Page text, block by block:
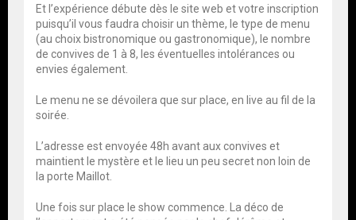
Et l’expérience débute dès le site web et votre inscription
puisqu’il vous faudra choisir un thème, le type de menu
(au choix bistronomique ou gastronomique), le nombre
de convives de 1 à 8, les éventuelles intolérances ou
envies également.
Le menu ne se dévoilera que sur place, en live au fil de la
soirée.
L’adresse est envoyée 48h avant aux convives et
maintient le mystère et le lieu un peu secret non loin de
la porte Maillot.
Une fois sur place le show commence. La déco de